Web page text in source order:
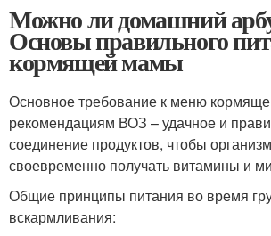
Можно ли домашний
Основы правильного
кормящей мамы
Основное требование к меню
рекомендациям ВОЗ – удачное и
соединение продуктов, чтобы
своевременно получать витамины и
Общие принципы питания во время
вскармливания: